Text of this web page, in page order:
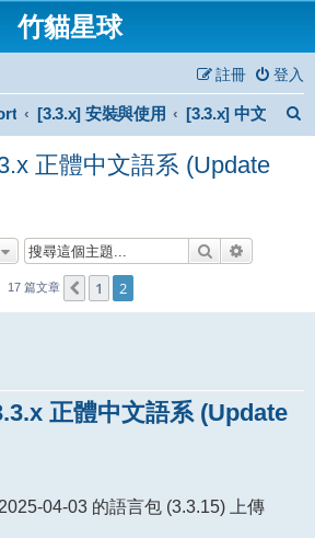
竹貓星球
登入
註冊
[3.3.x] 安裝與使用 [3.3.x] 中文
正體中文語系 (Update
搜尋
17 篇文章 上一頁
1 2
正體中文語系 (Update
04-03 的語言包 (3.3.15) 上傳